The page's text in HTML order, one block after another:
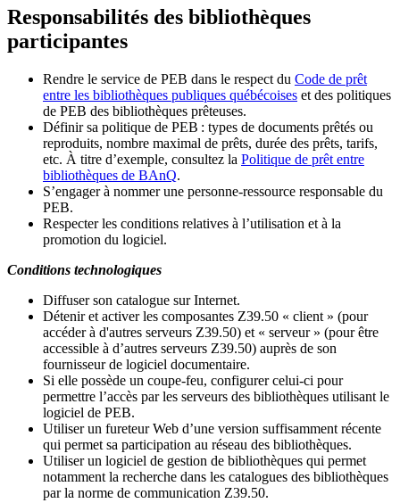
Responsabilités des bibliothèques
participantes
Rendre le service de PEB dans le respect du Code de prêt
entre les bibliothèques publiques québécoises et des politiques
de PEB des bibliothèques prêteuses.
Définir sa politique de PEB : types de documents prêtés ou
reproduits, nombre maximal de prêts, durée des prêts, tarifs,
etc. À titre d’exemple, consultez la Politique de prêt entre
bibliothèques de BAnQ.
S’engager à nommer une personne-ressource responsable du
PEB.
Respecter les conditions relatives à l’utilisation et à la
promotion du logiciel.
Conditions technologiques
Diffuser son catalogue sur Internet.
Détenir et activer les composantes Z39.50 « client » (pour
accéder à d'autres serveurs Z39.50) et « serveur » (pour être
accessible à d’autres serveurs Z39.50) auprès de son
fournisseur de logiciel documentaire.
Si elle possède un coupe-feu, configurer celui-ci pour
permettre l’accès par les serveurs des bibliothèques utilisant le
logiciel de PEB.
Utiliser un fureteur Web d’une version suffisamment récente
qui permet sa participation au réseau des bibliothèques.
Utiliser un logiciel de gestion de bibliothèques qui permet
notamment la recherche dans les catalogues des bibliothèques
par la norme de communication Z39.50.